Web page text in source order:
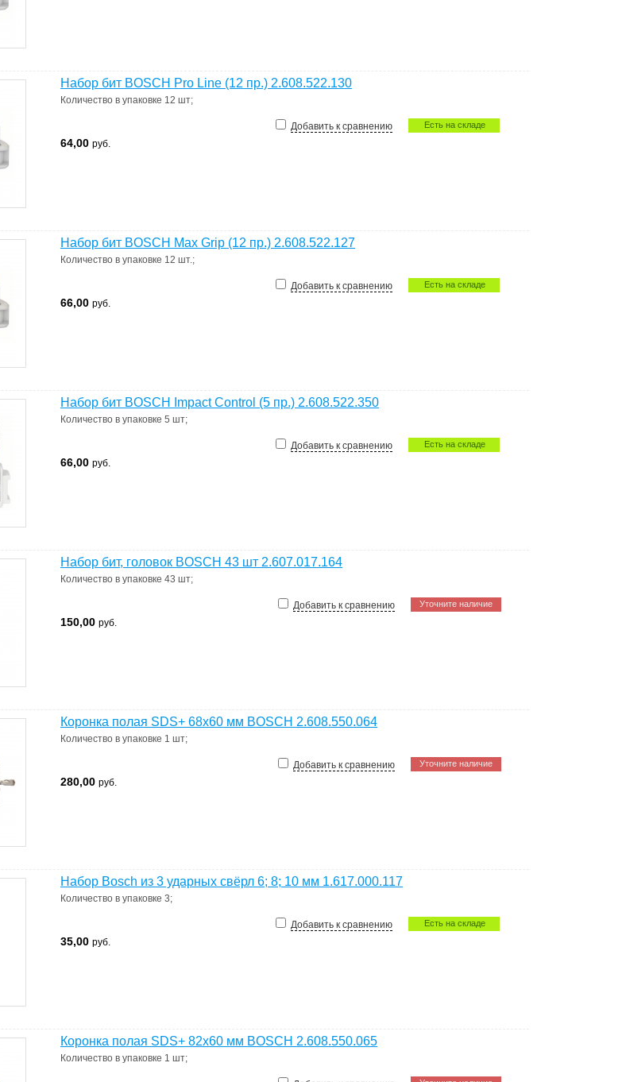
Набор бит BOSCH Pro Line (12 пр.) 2.608.522.130
Количество в упаковке 12 шт;
Есть на складе
Добавить к сравнению
64,00 руб.
Набор бит BOSCH Max Grip (12 пр.) 2.608.522.127
Количество в упаковке 12 шт.;
Есть на складе
Добавить к сравнению
66,00 руб.
Набор бит BOSCH Impact Control (5 пр.) 2.608.522.350
Количество в упаковке 5 шт;
Есть на складе
Добавить к сравнению
66,00 руб.
Набор бит, головок BOSCH 43 шт 2.607.017.164
Количество в упаковке 43 шт;
Уточните наличие
Добавить к сравнению
150,00 руб.
Коронка полая SDS+ 68х60 мм BOSCH 2.608.550.064
Количество в упаковке 1 шт;
Уточните наличие
Добавить к сравнению
280,00 руб.
Набор Bosch из 3 ударных свёрл 6; 8; 10 мм 1.617.000.117
Количество в упаковке 3;
Есть на складе
Добавить к сравнению
35,00 руб.
Коронка полая SDS+ 82х60 мм BOSCH 2.608.550.065
Количество в упаковке 1 шт;